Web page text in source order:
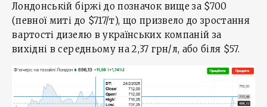
Лондонській біржі до позначок вище за $700
(певної миті до $717/т), що призвело до зростання
вартості дизелю в українських компаній за
вихідні в середньому на 2,37 грн/л, або біля $57.